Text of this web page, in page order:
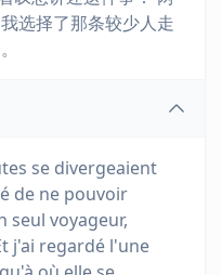
选择了那条较少人走
se divergeaient
de ne pouvoir
seul voyageur,
j'ai regardé l'une